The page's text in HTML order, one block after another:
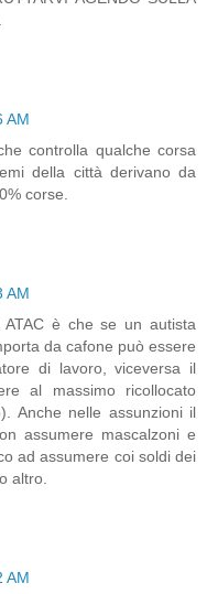
AM
controlla qualche corsa
della città derivano da
corse.
AM
è che se un autista
da cafone può essere
di lavoro, viceversa il
al massimo ricollocato
Anche nelle assunzioni il
assumere mascalzoni e
ad assumere coi soldi dei
altro.
AM